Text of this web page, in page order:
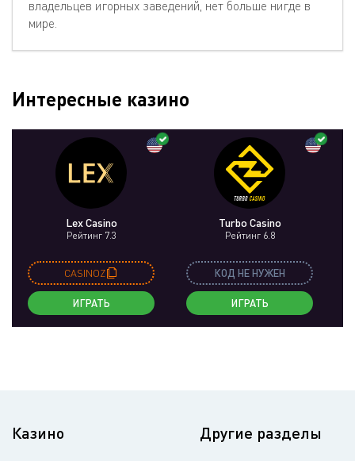
владельцев игорных заведений, нет больше нигде в
мире.
Интересные казино
Lex Casino
Рейтинг 7.3
CASINOZ
ИГРАТЬ
Turbo Casino
Рейтинг 6.8
КОД НЕ НУЖЕН
ИГРАТЬ
Казино Другие разделы